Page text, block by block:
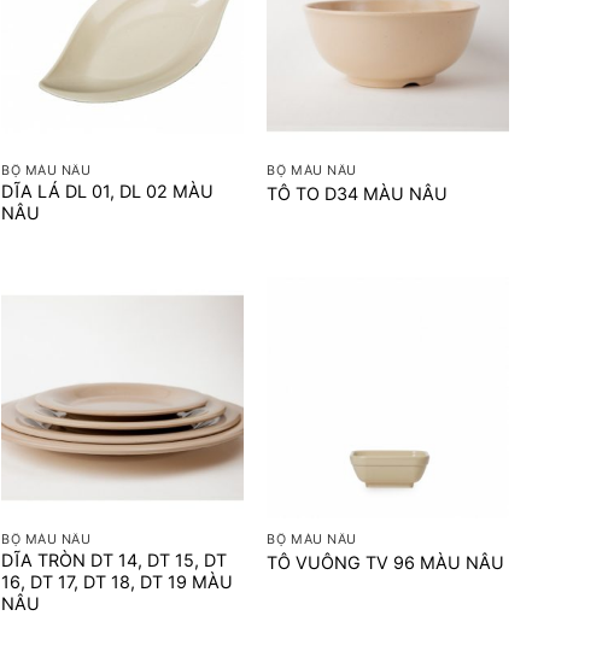
BỘ MÀU NÂU
DĨA LÁ DL 01, DL 02 MÀU
NÂU
BỘ MÀU NÂU
TÔ TO D34 MÀU NÂU
BỘ MÀU NÂU
DĨA TRÒN DT 14, DT 15, DT
16, DT 17, DT 18, DT 19 MÀU
NÂU
BỘ MÀU NÂU
TÔ VUÔNG TV 96 MÀU NÂU